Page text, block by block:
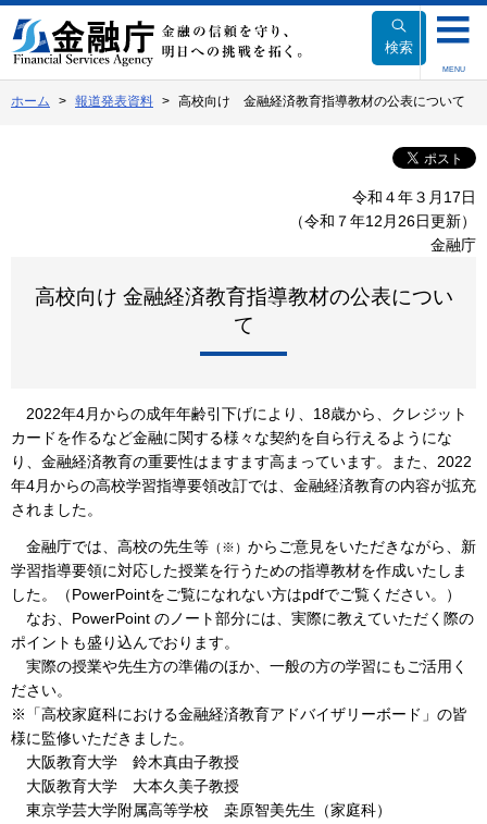
文
へ
動
検索
MENU
ホーム 報道発表資料 高校向け 金融経済教育指導教材の公表について
令和４年３月17日
（令和７年12月26日更新）
金融庁
高校向け 金融経済教育指導教材の公表につい
て
2022年4月からの成年年齢引下げにより、18歳から、クレジット
カードを作るなど金融に関する様々な契約を自ら行えるようにな
り、金融経済教育の重要性はますます高まっています。また、2022
年4月からの高校学習指導要領改訂では、金融経済教育の内容が拡充
されました。
金融庁では、高校の先生等 （※） からご意見をいただきながら、新
学習指導要領に対応した授業を行うための指導教材を作成いたしま
した。（PowerPointをご覧になれない方はpdfでご覧ください。）
なお、PowerPoint のノート部分には、実際に教えていただく際の
ポイントも盛り込んでおります。
実際の授業や先生方の準備のほか、一般の方の学習にもご活用く
ださい。
※「高校家庭科における金融経済教育アドバイザリーボード」の皆
様に監修いただきました。
大阪教育大学 鈴木真由子教授
大阪教育大学 大本久美子教授
東京学芸大学附属高等学校 桒原智美先生（家庭科）